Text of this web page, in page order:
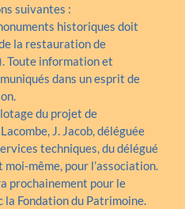
suivantes :
historiques doit
la restauration de
Toute information et
dans un esprit de
du projet de
J. Jacob, déléguée
techniques, du délégué
même, pour l’association.
prochainement pour le
la Fondation du Patrimoine.